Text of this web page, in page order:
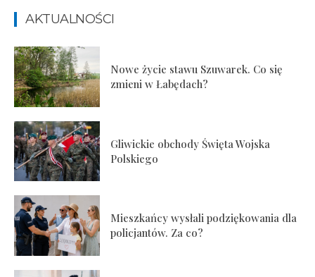
AKTUALNOŚCI
Nowe życie stawu Szuwarek. Co się
zmieni w Łabędach?
Gliwickie obchody Święta Wojska
Polskiego
Mieszkańcy wysłali podziękowania dla
policjantów. Za co?